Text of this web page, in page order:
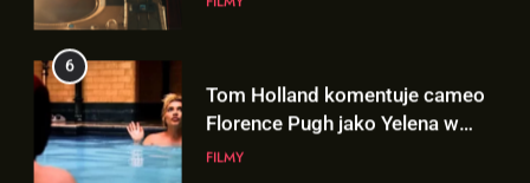
6
Tom Holland komentuje cameo
Florence Pugh jako Yelena w
filmie „SPIDER-MAN: BRAND
NEW DAY”!
5
Mamy wgląd na trailer
„AVENGERS: DOOMSDAY”
pokazany na SDCC!!!
FILMY